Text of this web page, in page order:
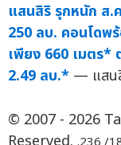
แสนสิริ รุกหนัก ส.
250 ลบ. คอนโดพ
เพียง 660 เมตร*
2.49 ลบ.* — แสน
© 2007 - 2026